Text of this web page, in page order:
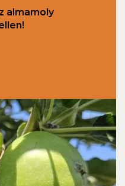
almamoly